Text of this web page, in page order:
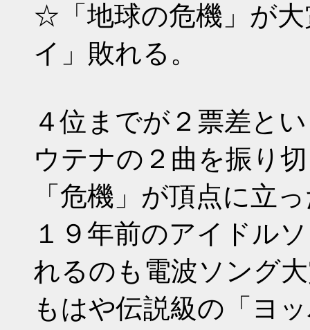
☆「地球の危機」が
イ」敗れる。
４位までが２票差と
ウテナの２曲を振り
「危機」が頂点に立
１９年前のアイドル
れるのも電波ソング
もはや伝説級の「ヨ